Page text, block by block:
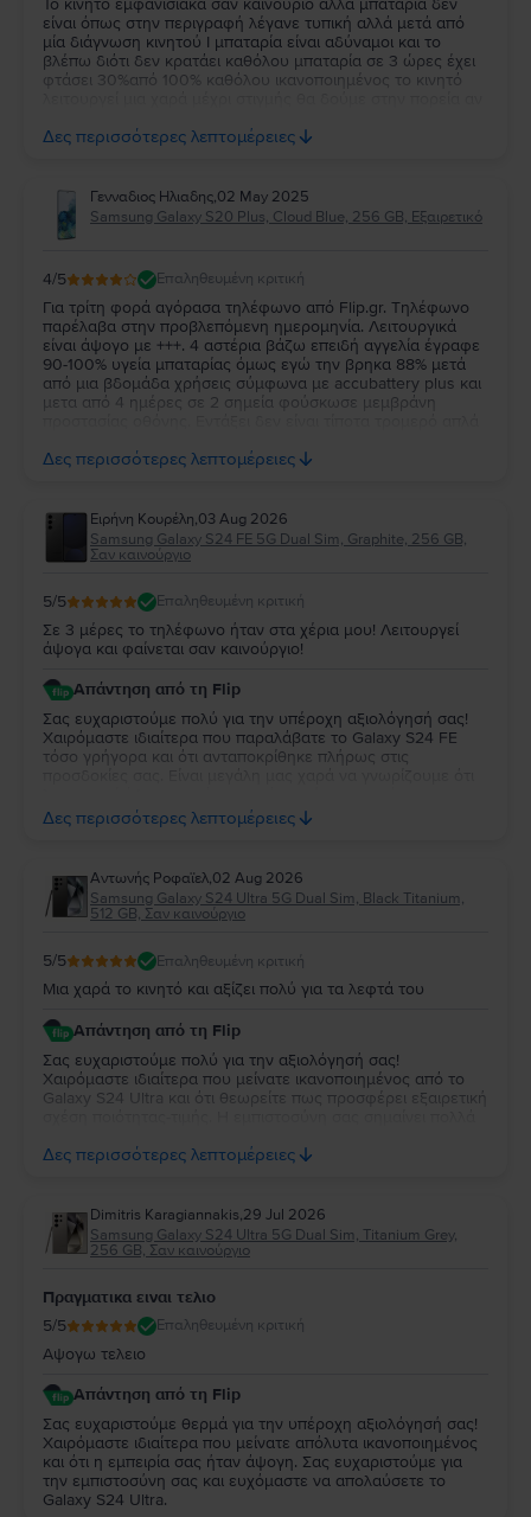
είναι όπως στην περιγραφή λέγανε τυπική αλλά μετά από
μία διάγνωση κινητού Ι μπαταρία είναι αδύναμοι και το
βλέπω διότι δεν κρατάει καθόλου μπαταρία σε 3 ώρες έχει
φτάσει 30%από 100% καθόλου ικανοποιημένος το κινητό
χάλασε πολύ
Δες περισσότερες λεπτομέρειες
Γενναδιος Ηλιαδης,02 May 2025
Samsung Galaxy S20 Plus, Cloud Blue, 256 GB, Εξαιρετικό
4/5 Επαληθευμένη κριτική
Για τρίτη φορά αγόρασα τηλέφωνο από Flip.gr. Τηλέφωνο
παρέλαβα στην προβλεπόμενη ημερομηνία. Λειτουργικά
είναι άψογο με +++. 4 αστέρια βάζω επειδή αγγελία έγραφε
90-100% υγεία μπαταρίας όμως εγώ την βρηκα 88% μετά
από μια βδομάδα χρήσεις σύμφωνα με accubattery plus και
μετα από 4 ημέρες σε 2 σημεία φούσκωσε μεμβράνη
ελβετικό ρολόι.
Δες περισσότερες λεπτομέρειες
Ειρήνη Κουρέλη,03 Aug 2026
Samsung Galaxy S24 FE 5G Dual Sim, Graphite, 256 GB,
Σαν καινούργιο
5/5 Επαληθευμένη κριτική
Σε 3 μέρες το τηλέφωνο ήταν στα χέρια μου! Λειτουργεί
άψογα και φαίνεται σαν καινούργιο!
Απάντηση από τη Flip
Σας ευχαριστούμε πολύ για την υπέροχη αξιολόγησή σας!
Χαιρόμαστε ιδιαίτερα που παραλάβατε το Galaxy S24 FE
τόσο γρήγορα και ότι ανταποκρίθηκε πλήρως στις
απόλυτα ικανοποιημένη. Σας ευχαριστούμε για την
εμπιστοσύνη σας και σας ευχόμαστε να χαρείτε τη νέα σας
Δες περισσότερες λεπτομέρειες
Aντωνής Ροφαϊελ,02 Aug 2026
Samsung Galaxy S24 Ultra 5G Dual Sim, Black Titanium,
512 GB, Σαν καινούργιο
5/5 Επαληθευμένη κριτική
Μια χαρά το κινητό και αξίζει πολύ για τα λεφτά του
Απάντηση από τη Flip
Σας ευχαριστούμε πολύ για την αξιολόγησή σας!
Χαιρόμαστε ιδιαίτερα που μείνατε ικανοποιημένος από το
Galaxy S24 Ultra και ότι θεωρείτε πως προσφέρει εξαιρετική
σας εξυπηρετήσουμε ξανά στο μέλλον!
Δες περισσότερες λεπτομέρειες
Dimitris Karagiannakis,29 Jul 2026
Samsung Galaxy S24 Ultra 5G Dual Sim, Titanium Grey,
256 GB, Σαν καινούργιο
Πραγματικα ειναι τελιο
5/5 Επαληθευμένη κριτική
Αψογω τελειο
Απάντηση από τη Flip
Σας ευχαριστούμε θερμά για την υπέροχη αξιολόγησή σας!
Χαιρόμαστε ιδιαίτερα που μείνατε απόλυτα ικανοποιημένος
και ότι η εμπειρία σας ήταν άψογη. Σας ευχαριστούμε για
την εμπιστοσύνη σας και ευχόμαστε να απολαύσετε το
Galaxy S24 Ultra.